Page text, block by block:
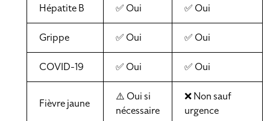
Hépatite B ✅ Oui ✅ Oui
Grippe ✅ Oui ✅ Oui
COVID-19 ✅ Oui ✅ Oui
Fièvre jaune
⚠️ Oui si
nécessaire
❌ Non sauf
urgence